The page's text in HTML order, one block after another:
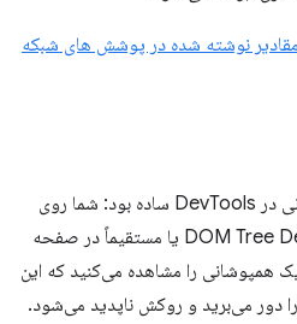
نوشته شده در پوشش های شبکه
قبل از ابزار CSS Grid، همپوشانی در DevTools ساده بود: شما روی
یک عنصر، یا در پنجره DOM Tree DevTools یا مستقیماً در صفحه
همپوشانی را مشاهده می‌کنید که این
دور می‌برید و روکش ناپدید می‌شود.